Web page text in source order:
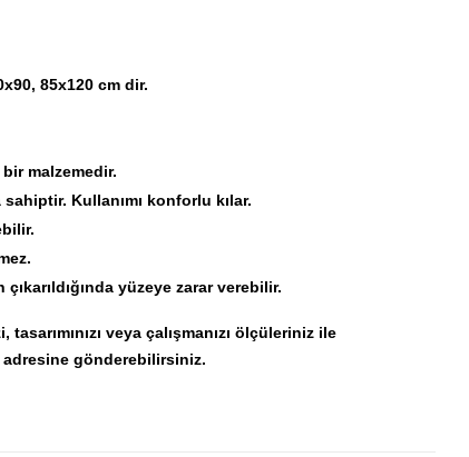
85x120 cm dir.
malzemedir.
Kullanımı konforlu kılar.
yüzeye zarar verebilir.
veya çalışmanızı ölçüleriniz ile
adresine gönderebilirsiniz.